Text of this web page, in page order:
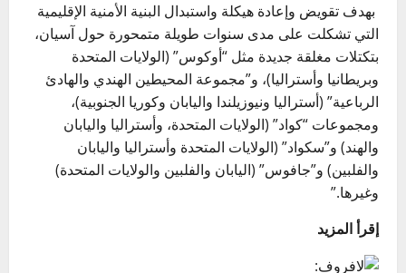
بهدف تقويض وإعادة هيكلة واستبدال البنية الأمنية الإقليمية
التي تشكلت على مدى سنوات طويلة متمحورة حول آسيان،
بتكتلات مغلقة جديدة مثل “أوكوس” (الولايات المتحدة
وبريطانيا وأستراليا)، و”مجموعة المحيطين الهندي والهادئ
الرباعية” (أستراليا ونيوزيلندا واليابان وكوريا الجنوبية)،
ومجموعات “كواد” (الولايات المتحدة، وأستراليا واليابان
والهند) و”سكواد” (الولايات المتحدة وأستراليا واليابان
والفلبين) و”جافوس” (اليابان والفلبين والولايات المتحدة)
وغيرها.”
إقرأ المزيد